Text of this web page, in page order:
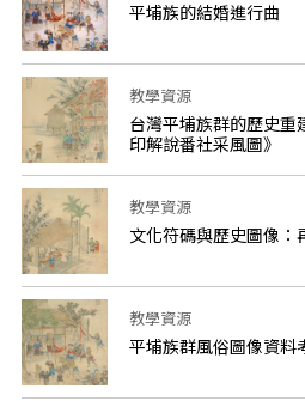
平埔族的結婚進行曲
教學資源
台灣平埔族群的歷史
印解說番社采風圖》
教學資源
文化符碼與歷史圖像：
教學資源
平埔族群風俗圖像資料